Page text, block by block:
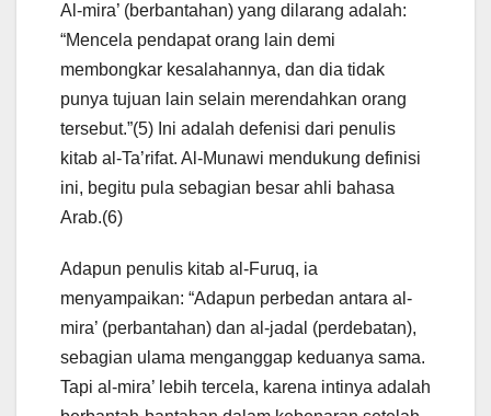
Al-mira’ (berbantahan) yang dilarang adalah:
“Mencela pendapat orang lain demi
membongkar kesalahannya, dan dia tidak
punya tujuan lain selain merendahkan orang
tersebut.”(5) Ini adalah defenisi dari penulis
kitab al-Ta’rifat. Al-Munawi mendukung definisi
ini, begitu pula sebagian besar ahli bahasa
Arab.(6)
Adapun penulis kitab al-Furuq, ia
menyampaikan: “Adapun perbedan antara al-
mira’ (perbantahan) dan al-jadal (perdebatan),
sebagian ulama menganggap keduanya sama.
Tapi al-mira’ lebih tercela, karena intinya adalah